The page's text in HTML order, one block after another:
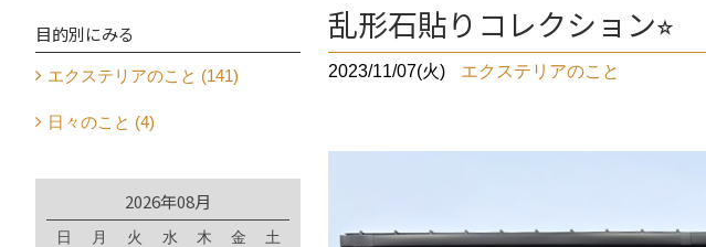
乱形石貼りコレクション⭐︎
2023/11/07(火) エクステリアのこと
目的別にみる
エクステリアのこと (141)
日々のこと (4)
2026年08月
日 月 火 水 木 金
土